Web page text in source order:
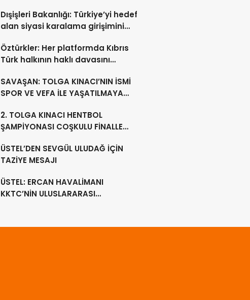
Dışişleri Bakanlığı: Türkiye’yi hedef
alan siyasi karalama girişimini
Öztürkler: Her platformda Kıbrıs
Türk halkının haklı davasını
SAVAŞAN: TOLGA KINACI’NIN İSMİ
SPOR VE VEFA İLE YAŞATILMAYA
2. TOLGA KINACI HENTBOL
ŞAMPİYONASI COŞKULU FİNALLE
ÜSTEL’DEN SEVGÜL ULUDAĞ İÇİN
TAZİYE MESAJI
ÜSTEL: ERCAN HAVALİMANI
KKTC’NİN ULUSLARARASI